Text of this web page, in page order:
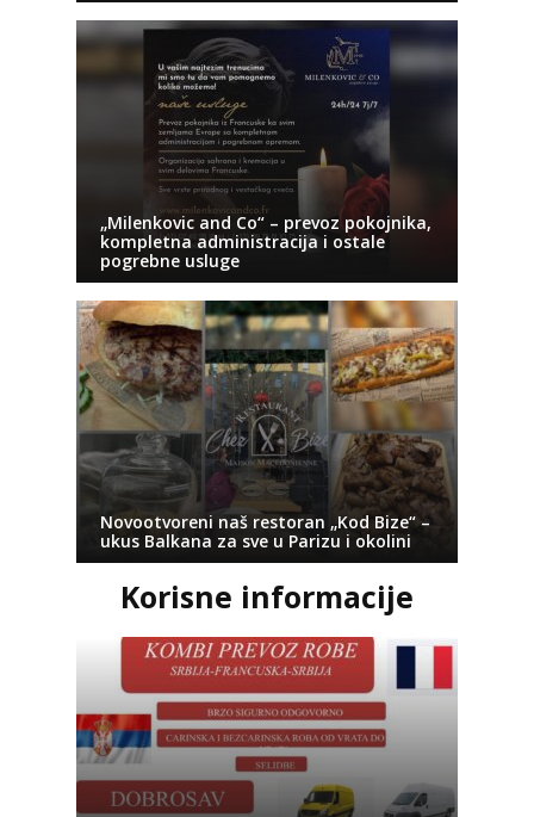
„Milenkovic and Co“ – prevoz pokojnika,
kompletna administracija i ostale
pogrebne usluge
Novootvoreni naš restoran „Kod Bize“ –
ukus Balkana za sve u Parizu i okolini
Korisne informacije